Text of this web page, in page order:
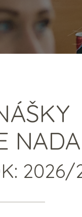
2026/